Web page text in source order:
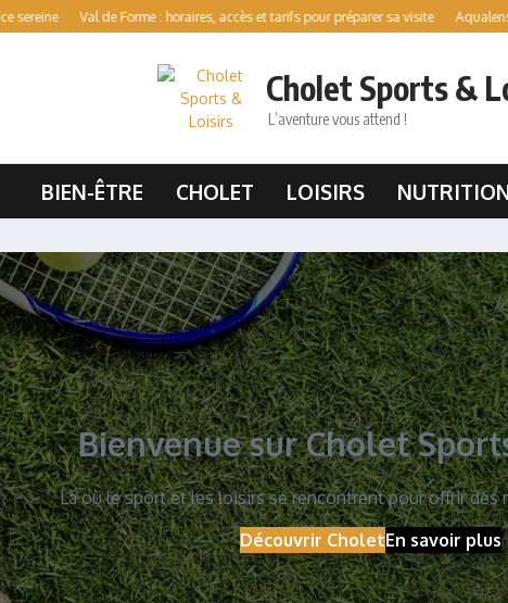
Val de Forme : horaires, accès et tarifs pour préparer sa visite Aqualens : guide
Cholet Sports &
L’aventure vous attend !
BIEN-ÊTRE CHOLET LOISIRS
Bienvenue sur Cholet
Là où le sport et les loisirs se rencontrent pour offrir des
Découvrir CholetEn savoir plus